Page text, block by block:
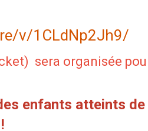
v/1CLdNp2Jh9/
sera organisée
enfants atteints